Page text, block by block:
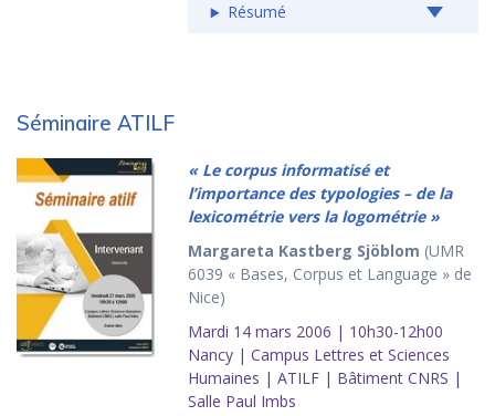
Résumé
Séminaire ATILF
« Le corpus informatisé et
l’importance des typologies – de la
lexicométrie vers la logométrie »
Margareta Kastberg Sjöblom (UMR
6039 « Bases, Corpus et Language » de
Nice)
Mardi 14 mars 2006 | 10h30-12h00
Nancy | Campus Lettres et Sciences
Humaines | ATILF | Bâtiment CNRS |
Salle Paul Imbs